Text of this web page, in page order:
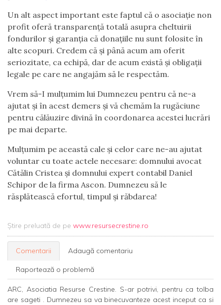
Un alt aspect important este faptul că o asociație non
profit oferă transparență totală asupra cheltuirii
fondurilor și garanția că donațiile nu sunt folosite în
alte scopuri. Credem că și până acum am oferit
seriozitate, ca echipă, dar de acum există și obligații
legale pe care ne angajăm să le respectăm.
Vrem să-I mulțumim lui Dumnezeu pentru că ne-a
ajutat și în acest demers și vă chemăm la rugăciune
pentru călăuzire divină în coordonarea acestei lucrări
pe mai departe.
Mulțumim pe această cale și celor care ne-au ajutat
voluntar cu toate actele necesare: domnului avocat
Cătălin Cristea și domnului expert contabil Daniel
Schipor de la firma Ascon. Dumnezeu să le
răsplătească efortul, timpul și răbdarea!
Știre preluată de pe www.resursecrestine.ro
Comentarii Adaugă comentariu
Raportează o problemă
ARC, Asociatia Resurse Crestine. S-ar potrivi, pentru ca tolba
are sageti . Dumnezeu sa va binecuvanteze acest inceput ca si